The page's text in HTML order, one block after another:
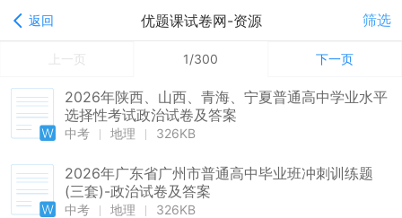
返回 优题课试卷网-资源 筛选
上一页 1/300 下一页
2026年陕西、山西、青海、宁夏普通高中学业水平
选择性考试政治试卷及答案
中考 地理 326KB
2026年广东省广州市普通高中毕业班冲刺训练题
(三套)-政治试卷及答案
中考 地理 326KB